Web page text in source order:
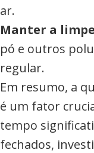
ar.
Manter a
pó e outros
regular.
Em resumo, a
é um fator
tempo
fechados,